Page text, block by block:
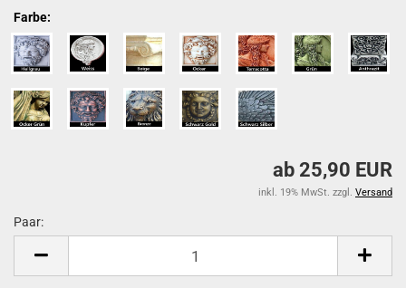
Farbe:
ab 25,90 EUR
inkl. 19% MwSt. zzgl. Versand
Paar: